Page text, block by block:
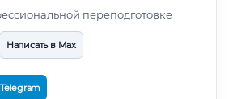
переподготовке
Написать в Max